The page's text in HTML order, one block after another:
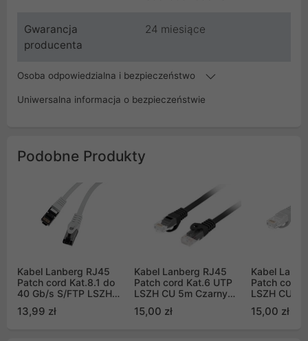
Gwarancja
producenta
24 miesiące
Osoba odpowiedzialna i bezpieczeństwo
Uniwersalna informacja o bezpieczeństwie
Podobne Produkty
Kabel Lanberg RJ45
Patch cord Kat.8.1 do
40 Gb/s S/FTP LSZH
CU 1,5m Szary Fluke
Passed (PCF8-10CU-
13,99 zł
Kabel Lanberg RJ45
Patch cord Kat.6 UTP
LSZH CU 5m Czarny
Fluke Passed (PCU6-
10CU-0500-BK)
15,00 zł
Kabel
Patch cord
LSZH CU
Fluke
10CU-
15,00 zł